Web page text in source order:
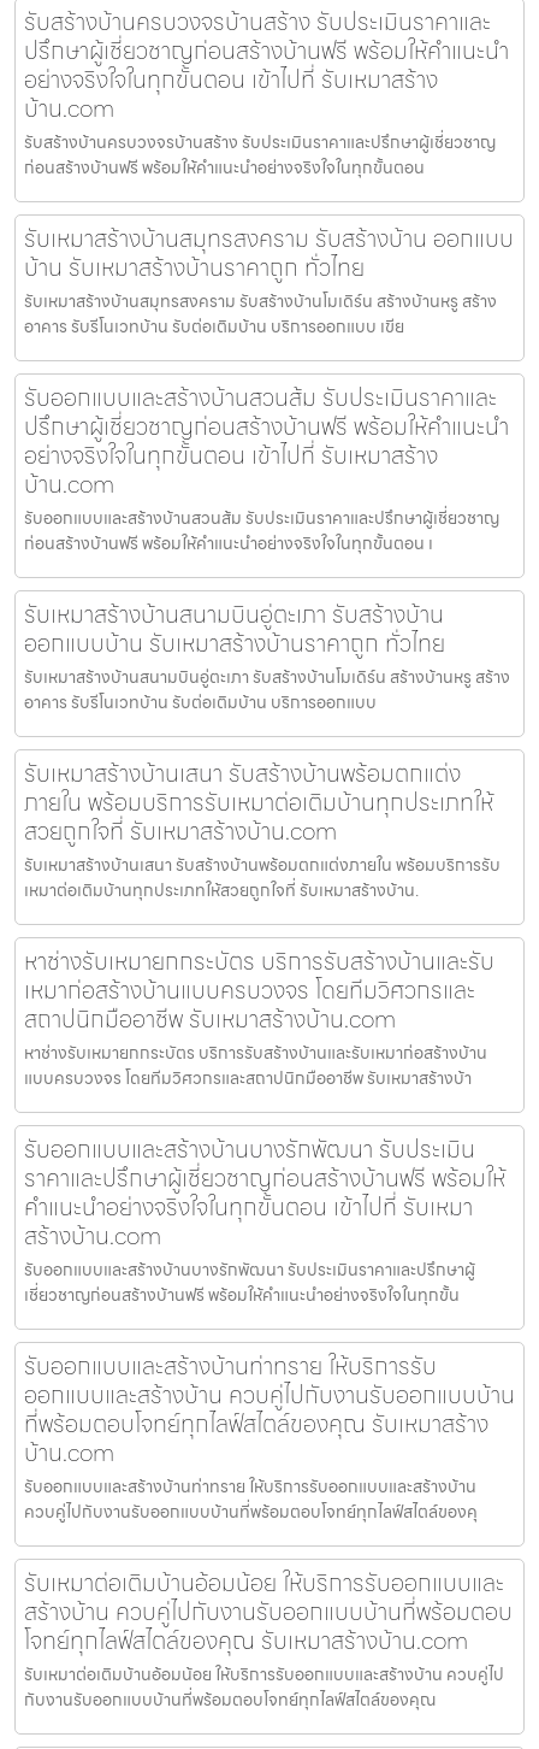
รับสร้างบ้านครบวงจรบ้านสร้าง รับประเมินราคาและ
ปรึกษาผู้เชี่ยวชาญก่อนสร้างบ้านฟรี พร้อมให้คำแนะนำ
อย่างจริงใจในทุกขั้นตอน เข้าไปที่ รับเหมาสร้าง
บ้าน.com
รับสร้างบ้านครบวงจรบ้านสร้าง รับประเมินราคาและปรึกษาผู้เชี่ยวชาญ
ก่อนสร้างบ้านฟรี พร้อมให้คำแนะนำอย่างจริงใจในทุกขั้นตอน
รับเหมาสร้างบ้านสมุทรสงคราม รับสร้างบ้าน ออกแบบ
บ้าน รับเหมาสร้างบ้านราคาถูก ทั่วไทย
รับเหมาสร้างบ้านสมุทรสงคราม รับสร้างบ้านโมเดิร์น สร้างบ้านหรู สร้าง
อาคาร รับรีโนเวทบ้าน รับต่อเติมบ้าน บริการออกแบบ เขีย
รับออกแบบและสร้างบ้านสวนส้ม รับประเมินราคาและ
ปรึกษาผู้เชี่ยวชาญก่อนสร้างบ้านฟรี พร้อมให้คำแนะนำ
อย่างจริงใจในทุกขั้นตอน เข้าไปที่ รับเหมาสร้าง
บ้าน.com
รับออกแบบและสร้างบ้านสวนส้ม รับประเมินราคาและปรึกษาผู้เชี่ยวชาญ
ก่อนสร้างบ้านฟรี พร้อมให้คำแนะนำอย่างจริงใจในทุกขั้นตอน เ
รับเหมาสร้างบ้านสนามบินอู่ตะเภา รับสร้างบ้าน
ออกแบบบ้าน รับเหมาสร้างบ้านราคาถูก ทั่วไทย
รับเหมาสร้างบ้านสนามบินอู่ตะเภา รับสร้างบ้านโมเดิร์น สร้างบ้านหรู สร้าง
อาคาร รับรีโนเวทบ้าน รับต่อเติมบ้าน บริการออกแบบ
รับเหมาสร้างบ้านเสนา รับสร้างบ้านพร้อมตกแต่ง
ภายใน พร้อมบริการรับเหมาต่อเติมบ้านทุกประเภทให้
สวยถูกใจที่ รับเหมาสร้างบ้าน.com
รับเหมาสร้างบ้านเสนา รับสร้างบ้านพร้อมตกแต่งภายใน พร้อมบริการรับ
เหมาต่อเติมบ้านทุกประเภทให้สวยถูกใจที่ รับเหมาสร้างบ้าน.
หาช่างรับเหมายกกระบัตร บริการรับสร้างบ้านและรับ
เหมาก่อสร้างบ้านแบบครบวงจร โดยทีมวิศวกรและ
สถาปนิกมืออาชีพ รับเหมาสร้างบ้าน.com
หาช่างรับเหมายกกระบัตร บริการรับสร้างบ้านและรับเหมาก่อสร้างบ้าน
แบบครบวงจร โดยทีมวิศวกรและสถาปนิกมืออาชีพ รับเหมาสร้างบ้า
รับออกแบบและสร้างบ้านบางรักพัฒนา รับประเมิน
ราคาและปรึกษาผู้เชี่ยวชาญก่อนสร้างบ้านฟรี พร้อมให้
คำแนะนำอย่างจริงใจในทุกขั้นตอน เข้าไปที่ รับเหมา
สร้างบ้าน.com
รับออกแบบและสร้างบ้านบางรักพัฒนา รับประเมินราคาและปรึกษาผู้
เชี่ยวชาญก่อนสร้างบ้านฟรี พร้อมให้คำแนะนำอย่างจริงใจในทุกขั้น
รับออกแบบและสร้างบ้านท่าทราย ให้บริการรับ
ออกแบบและสร้างบ้าน ควบคู่ไปกับงานรับออกแบบบ้าน
ที่พร้อมตอบโจทย์ทุกไลฟ์สไตล์ของคุณ รับเหมาสร้าง
บ้าน.com
รับออกแบบและสร้างบ้านท่าทราย ให้บริการรับออกแบบและสร้างบ้าน
ควบคู่ไปกับงานรับออกแบบบ้านที่พร้อมตอบโจทย์ทุกไลฟ์สไตล์ของคุ
รับเหมาต่อเติมบ้านอ้อมน้อย ให้บริการรับออกแบบและ
สร้างบ้าน ควบคู่ไปกับงานรับออกแบบบ้านที่พร้อมตอบ
โจทย์ทุกไลฟ์สไตล์ของคุณ รับเหมาสร้างบ้าน.com
รับเหมาต่อเติมบ้านอ้อมน้อย ให้บริการรับออกแบบและสร้างบ้าน ควบคู่ไป
กับงานรับออกแบบบ้านที่พร้อมตอบโจทย์ทุกไลฟ์สไตล์ของคุณ